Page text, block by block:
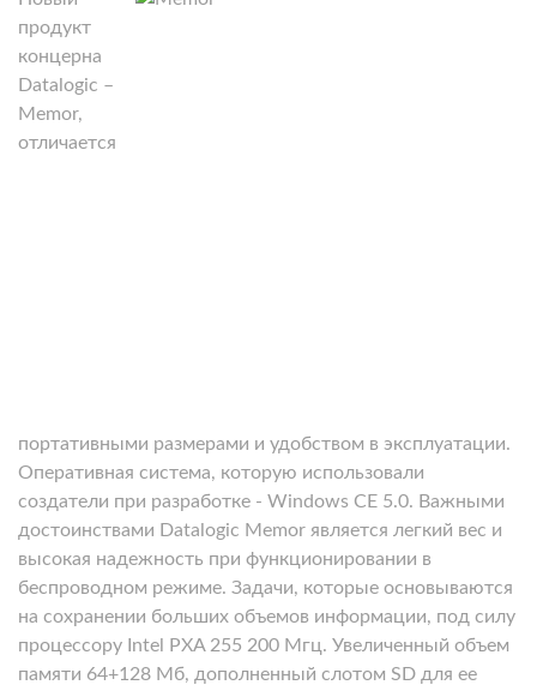
продукт
концерна
Datalogic –
Memor,
отличается
портативными размерами и удобством в эксплуатации.
Оперативная система, которую использовали
создатели при разработке - Windows CE 5.0. Важными
достоинствами Datalogic Memor является легкий вес и
высокая надежность при функционировании в
беспроводном режиме. Задачи, которые основываются
на сохранении больших объемов информации, под силу
процессору Intel PXA 255 200 Мгц. Увеличенный объем
памяти 64+128 Мб, дополненный слотом SD для ее